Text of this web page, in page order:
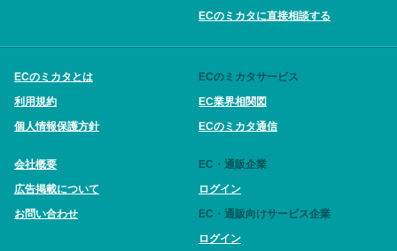
ECのミカタに直接相談する
ECのミカタとは
利用規約
個人情報保護方針
会社概要
広告掲載について
お問い合わせ
ECのミカタサービス
EC業界相関図
ECのミカタ通信
EC・通販企業
ログイン
EC・通販向けサービス企業
ログイン